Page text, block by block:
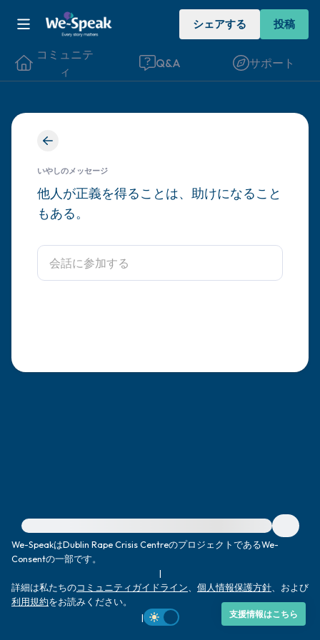
シェアする 投稿
コミュニテ
ィ
Q&A サポート
いやしのメッセージ
他人が正義を得ることは、助けになること
もある。
緊急の支援が必要な方は、{{resource}} をご訪問ください。
We-SpeakはDublin Rape Crisis CentreのプロジェクトであるWe-
Consentの一部です。
|
詳細は私たちのコミュニティガイドライン 個人情報保護方針 、および
利用規約をお読みください。
|
支援情報はこちら
座り心地の良い場所を見つけてください。
目を軽く閉じて、深呼吸を数回します。鼻
から息を吸い（3つ数え）、口から息を吐
きます（3つ数え）。さあ、目を開けて周
出して言ってみてください。
るものは何ですか？）
最後に深呼吸をしましょう。